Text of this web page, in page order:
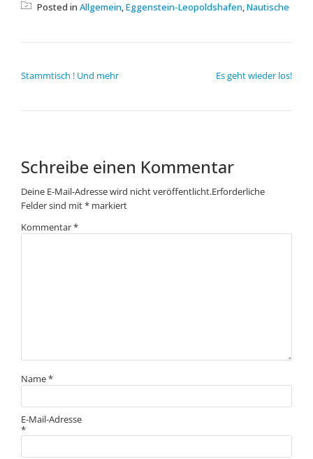
Posted in Allgemein,Eggenstein-Leopoldshafen,Nautische
Stammtisch ! Und mehr Es geht wieder los!
Schreibe einen Kommentar
Deine E-Mail-Adresse wird nicht veröffentlicht.Erforderliche
Felder sind mit* markiert
Kommentar*
Name*
E-Mail-Adresse
*